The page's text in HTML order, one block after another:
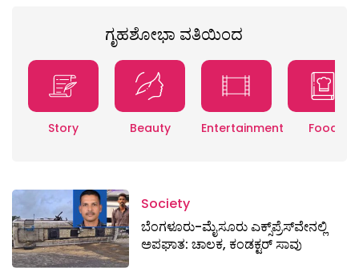
ಗೃಹಶೋಭಾ ವತಿಯಿಂದ
Story Beauty Entertainment Food
Society
ಬೆಂಗಳೂರು-ಮೈಸೂರು ಎಕ್ಸ್​ಪ್ರೆಸ್‌ವೇನಲ್ಲಿ
ಅಪಘಾತ: ಚಾಲಕ, ಕಂಡಕ್ಟರ್ ಸಾವು